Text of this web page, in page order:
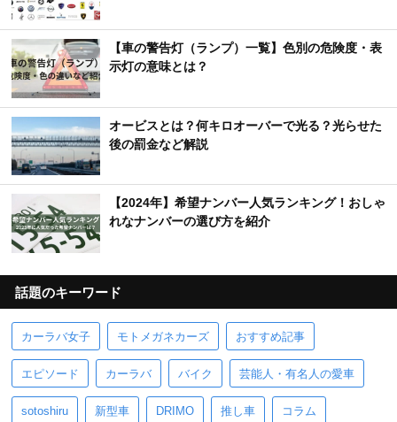
【車の警告灯（ランプ）一覧】色別の危険度・表
示灯の意味とは？
オービスとは？何キロオーバーで光る？光らせた
後の罰金など解説
【2024年】希望ナンバー人気ランキング！おしゃ
れなナンバーの選び方を紹介
話題のキーワード
カーラバ女子 モトメガネカーズ おすすめ記事
エピソード カーラバ バイク 芸能人・有名人の愛車
sotoshiru 新型車 DRIMO 推し車 コラム